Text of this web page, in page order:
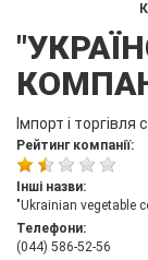
Імпорт і торгівля
Рейтинг компанії:
Інші назви:
"Ukrainian vegetable
Телефони:
(044) 586-52-56